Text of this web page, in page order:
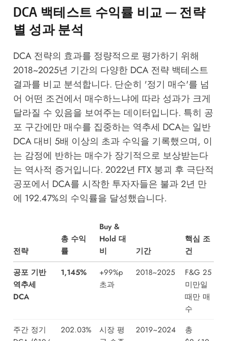
DCA 백테스트 수익률 비교 — 전략
별 성과 분석
DCA 전략의 효과를 정량적으로 평가하기 위해
2018~2025년 기간의 다양한 DCA 전략 백테스트
결과를 비교 분석합니다. 단순히 '정기 매수'를 넘
어 어떤 조건에서 매수하느냐에 따라 성과가 크게
달라질 수 있음을 보여주는 데이터입니다. 특히 공
포 구간에만 매수를 집중하는 역추세 DCA는 일반
DCA 대비 5배 이상의 초과 수익을 기록했으며, 이
는 감정에 반하는 매수가 장기적으로 보상받는다
는 역사적 증거입니다. 2022년 FTX 붕괴 후 극단적
공포에서 DCA를 시작한 투자자들은 불과 2년 만
에 192.47%의 수익률을 달성했습니다.
전략
총 수익
률
Buy &
Hold 대
비
기간
핵심 조
건
공포 기반
역추세
DCA
1,145%
+99%p
초과
2018~2025
F&G 25
미만일
때만 매
수
주간 정기
202.03%
시장 평
2019~2024
총